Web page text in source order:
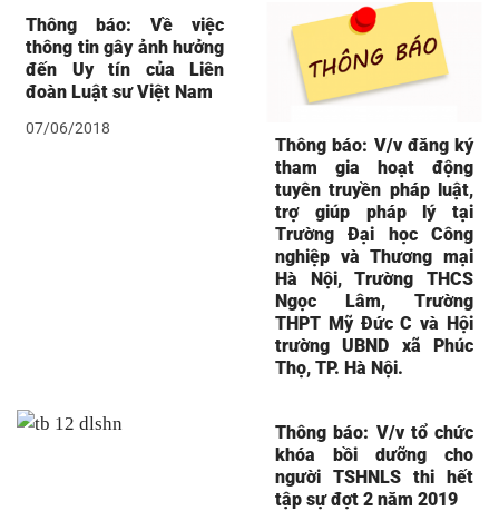
Thông báo: Về việc
thông tin gây ảnh hưởng
đến Uy tín của Liên
đoàn Luật sư Việt Nam
07/06/2018
Thông báo: V/v đăng ký
tham gia hoạt động
tuyên truyền pháp luật,
trợ giúp pháp lý tại
Trường Đại học Công
nghiệp và Thương mại
Hà Nội, Trường THCS
Ngọc Lâm, Trường
THPT Mỹ Đức C và Hội
trường UBND xã Phúc
Thọ, TP. Hà Nội.
Thông báo: V/v tổ chức
khóa bồi dưỡng cho
người TSHNLS thi hết
tập sự đợt 2 năm 2019